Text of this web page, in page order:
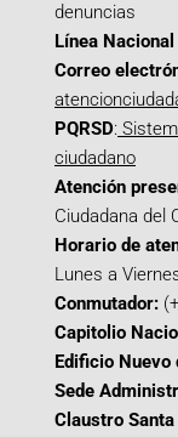
denuncias
Línea
Correo
PQRSD:
ciudadano
Atención
Ciudadana del
Horario de
Lunes a
Conmutador:
Capitolio
Edificio Nuevo
Sede
Claustro